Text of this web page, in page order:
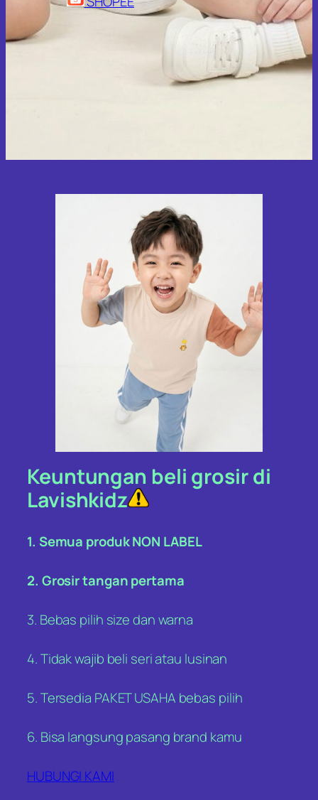
Keuntungan beli grosir di
Lavishkidz
1. Semua produk NON LABEL
2. Grosir tangan pertama
3. Bebas pilih size dan warna
4. Tidak wajib beli seri atau lusinan
5. Tersedia PAKET USAHA bebas pilih
6. Bisa langsung pasang brand kamu
HUBUNGI KAMI